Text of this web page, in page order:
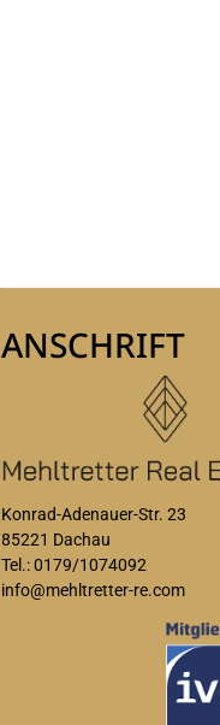
ANSCHRIFT
Konrad-Adenauer-Str. 23
85221 Dachau
Tel.: 0179/1074092
info@mehltretter-re.com